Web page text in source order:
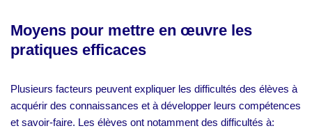
Moyens pour mettre en œuvre les
pratiques efficaces
Plusieurs facteurs peuvent expliquer les difficultés des élèves à
acquérir des connaissances et à développer leurs compétences
et savoir-faire. Les élèves ont notamment des difficultés à: